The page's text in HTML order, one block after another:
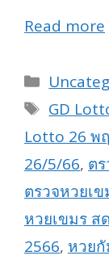
Read more
Tags
GD
Lotto 26 พ
26/5/66, ต
ตรวจหวยเ
หวยเขมร ส
2566, หวย